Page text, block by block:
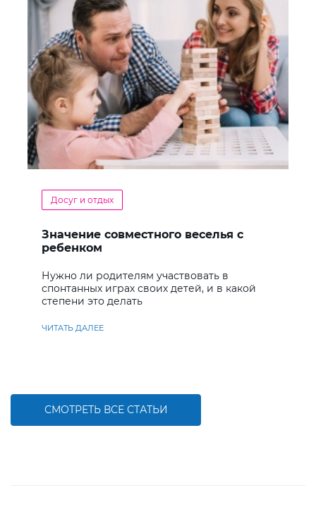
Досуг и отдых
Значение совместного веселья с
ребенком
Нужно ли родителям участвовать в
спонтанных играх своих детей, и в какой
степени это делать
ЧИТАТЬ ДАЛЕЕ
СМОТРЕТЬ ВСЕ СТАТЬИ